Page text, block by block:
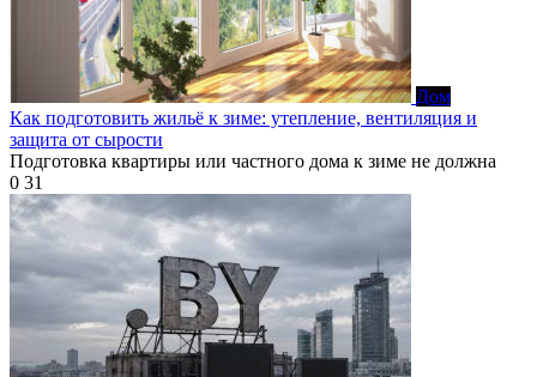
Дом
Как подготовить жильё к зиме: утепление, вентиляция и
защита от сырости
Подготовка квартиры или частного дома к зиме не должна
0 31